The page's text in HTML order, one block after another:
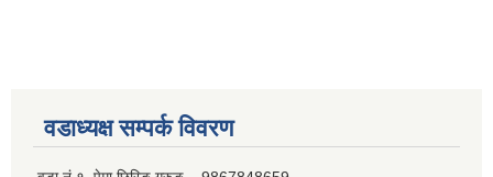
वडाध्यक्ष सम्पर्क विवरण